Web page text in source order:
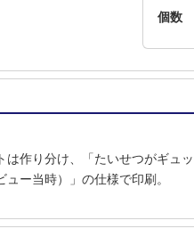
個数
作り分け、「たいせつがギュ
ー当時）」の仕様で印刷。